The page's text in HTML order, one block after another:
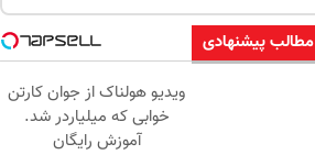
مطالب پیشنهادی
ویدیو هولناک از جوان کارتن
خوابی که میلیاردر شد.
آموزش رایگان